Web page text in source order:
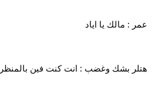
عمر : مالك يا اياد
هتلر بشك وغضب : انت كنت فين